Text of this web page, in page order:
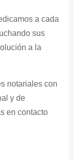
a cada
sus
a la
notariales con
y de
en contacto